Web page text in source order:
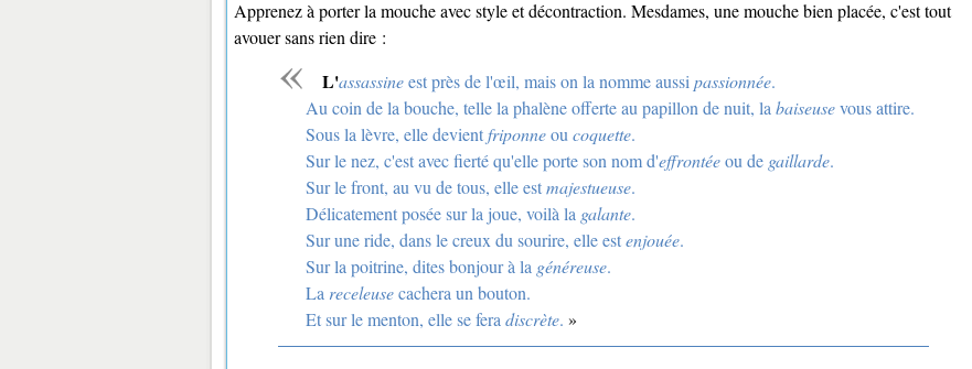
Apprenez à porter la mouche avec style et décontraction. Mesdames, une mouche bien placée, c'est tout
avouer sans rien dire :
L'assassineest près de l'œil, mais on la nomme aussi passionnée.
Au coin de la bouche, telle la phalène offerte au papillon de nuit, la baiseusevous attire.
Sous la lèvre, elle devientfriponneou coquette.
Sur le nez, c'est avec fierté qu'elle porte son nom d'effrontéeou de gaillarde.
Sur le front, au vu de tous, elle estmajestueuse.
Délicatement posée sur la joue, voilà la galante.
Sur une ride, dans le creux du sourire, elle estenjouée.
Sur la poitrine, dites bonjour à la généreuse.
La receleusecachera un bouton.
Et sur le menton, elle se fera discrète.